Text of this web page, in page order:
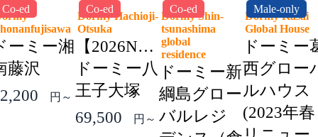
Co-ed
ーミー湘
藤沢
円～
Co-ed
Dormy Hachioji-
Otsuka
【2026NEW】
ドーミー八
王子大塚
69,500
円～
Co-ed
Dormy Shin-
tsunashima
global
residence
ドーミー新
綱島グロー
バルレジ
Male-only
Dormy Kasai
Global
ドーミー
西グロー
ルハウス
(2023年春